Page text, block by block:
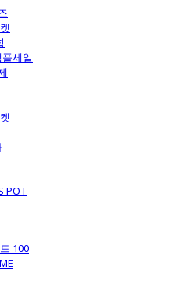
세일
POT
100